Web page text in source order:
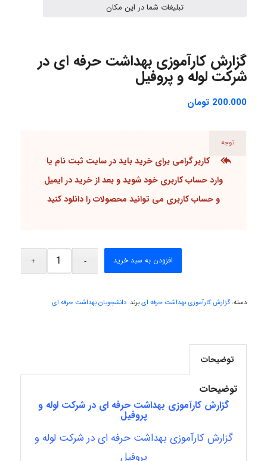
aghajari vahid
emami
تبلیغات شما در این مکان
گزارش کارآموزی بهداشت حرفه ای در
شرکت لوله و پروفیل
200.000 تومان
توجه
کاربر گرامی برای خرید باید در سایت ثبت نام یا
وارد حساب کاربری خود شوید و بعد از خرید در ایمیل
و حساب کاربری می توانید محصولات را دانلود کنید
افزودن به سبد خرید
دسته:گزارش کارآموزی بهداشت حرفه ای برند: دانشجویان بهداشت حرفه ای
توضیحات
توضیحات
گزارش کارآموزی بهداشت حرفه ای در شرکت لوله و
پروفیل
گزارش کارآموزی بهداشت حرفه ای در شرکت لوله و
پروفیل